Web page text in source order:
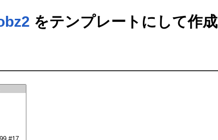
をテンプレートにして作成